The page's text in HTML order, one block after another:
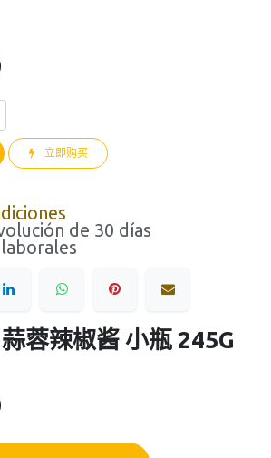
立即购买
de 30 días
蓉辣椒酱 小瓶 245G